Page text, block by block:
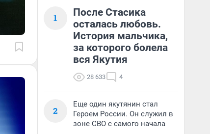
1
После Стасика
осталась любовь.
История мальчика,
за которого болела
вся Якутия
28 633 4
2
Еще один якутянин стал
Героем России. Он служил в
зоне СВО с самого начала